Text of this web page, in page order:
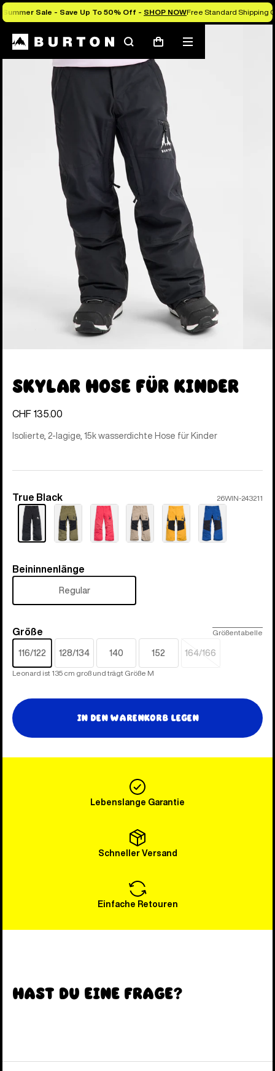
Summer Sale - Save Up To 50% Off - SHOP NOWFree Standard Shipping
SuchenWarenkorb
Menü
Die Experten von Burton erklären es dir
Skylar Hose für Kinder
CHF 135.00
Isolierte, 2-lagige, 15k wasserdichte Hose für Kinder
Farbe
True Black 26WIN-243211
Beininnenlänge
Beininnenlänge
Regular
Größe
Größe Größentabelle
116/122 128/134 140 152 164/166
Ausverkauft
Leonard ist 135 cm groß und trägt Größe M
In den Warenkorb legen
Lebenslange Garantie
Schneller Versand
Einfache Retouren
Hast du eine Frage?